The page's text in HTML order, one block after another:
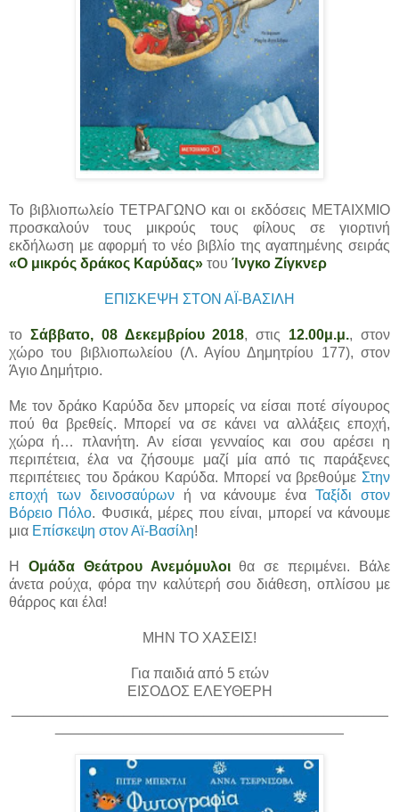
Το βιβλιοπωλείο ΤΕΤΡΑΓΩΝΟ και οι εκδόσεις ΜΕΤΑΙΧΜΙΟ
προσκαλούν τους μικρούς τους φίλους σε γιορτινή
εκδήλωση με αφορμή το νέο βιβλίο της αγαπημένης σειράς
«Ο μικρός δράκος Καρύδας» του Ίνγκο Ζίγκνερ
ΕΠΙΣΚΕΨΗ ΣΤΟΝ ΑΪ-ΒΑΣΙΛΗ
το Σάββατο, 08 Δεκεμβρίου 2018, στις 12.00μ.μ., στον
χώρο του βιβλιοπωλείου (Λ. Αγίου Δημητρίου 177), στον
Άγιο Δημήτριο.
Με τον δράκο Καρύδα δεν μπορείς να είσαι ποτέ σίγουρος
πού θα βρεθείς. Μπορεί να σε κάνει να αλλάξεις εποχή,
χώρα ή… πλανήτη. Αν είσαι γενναίος και σου αρέσει η
περιπέτεια, έλα να ζήσουμε μαζί μία από τις παράξενες
περιπέτειες του δράκου Καρύδα. Μπορεί να βρεθούμε Στην
εποχή των δεινοσαύρωνή να κάνουμε έναΤαξίδι στον
Βόρειο Πόλο. Φυσικά, μέρες που είναι, μπορεί να κάνουμε
μια Επίσκεψη στον Αϊ-Βασίλη!
Η Ομάδα Θεάτρου Ανεμόμυλοιθα σε περιμένει. Βάλε
άνετα ρούχα, φόρα την καλύτερή σου διάθεση, οπλίσου με
θάρρος και έλα!
ΜΗΝ ΤΟ ΧΑΣΕΙΣ!
Για παιδιά από 5 ετών
ΕΙΣΟΔΟΣ ΕΛΕΥΘΕΡΗ